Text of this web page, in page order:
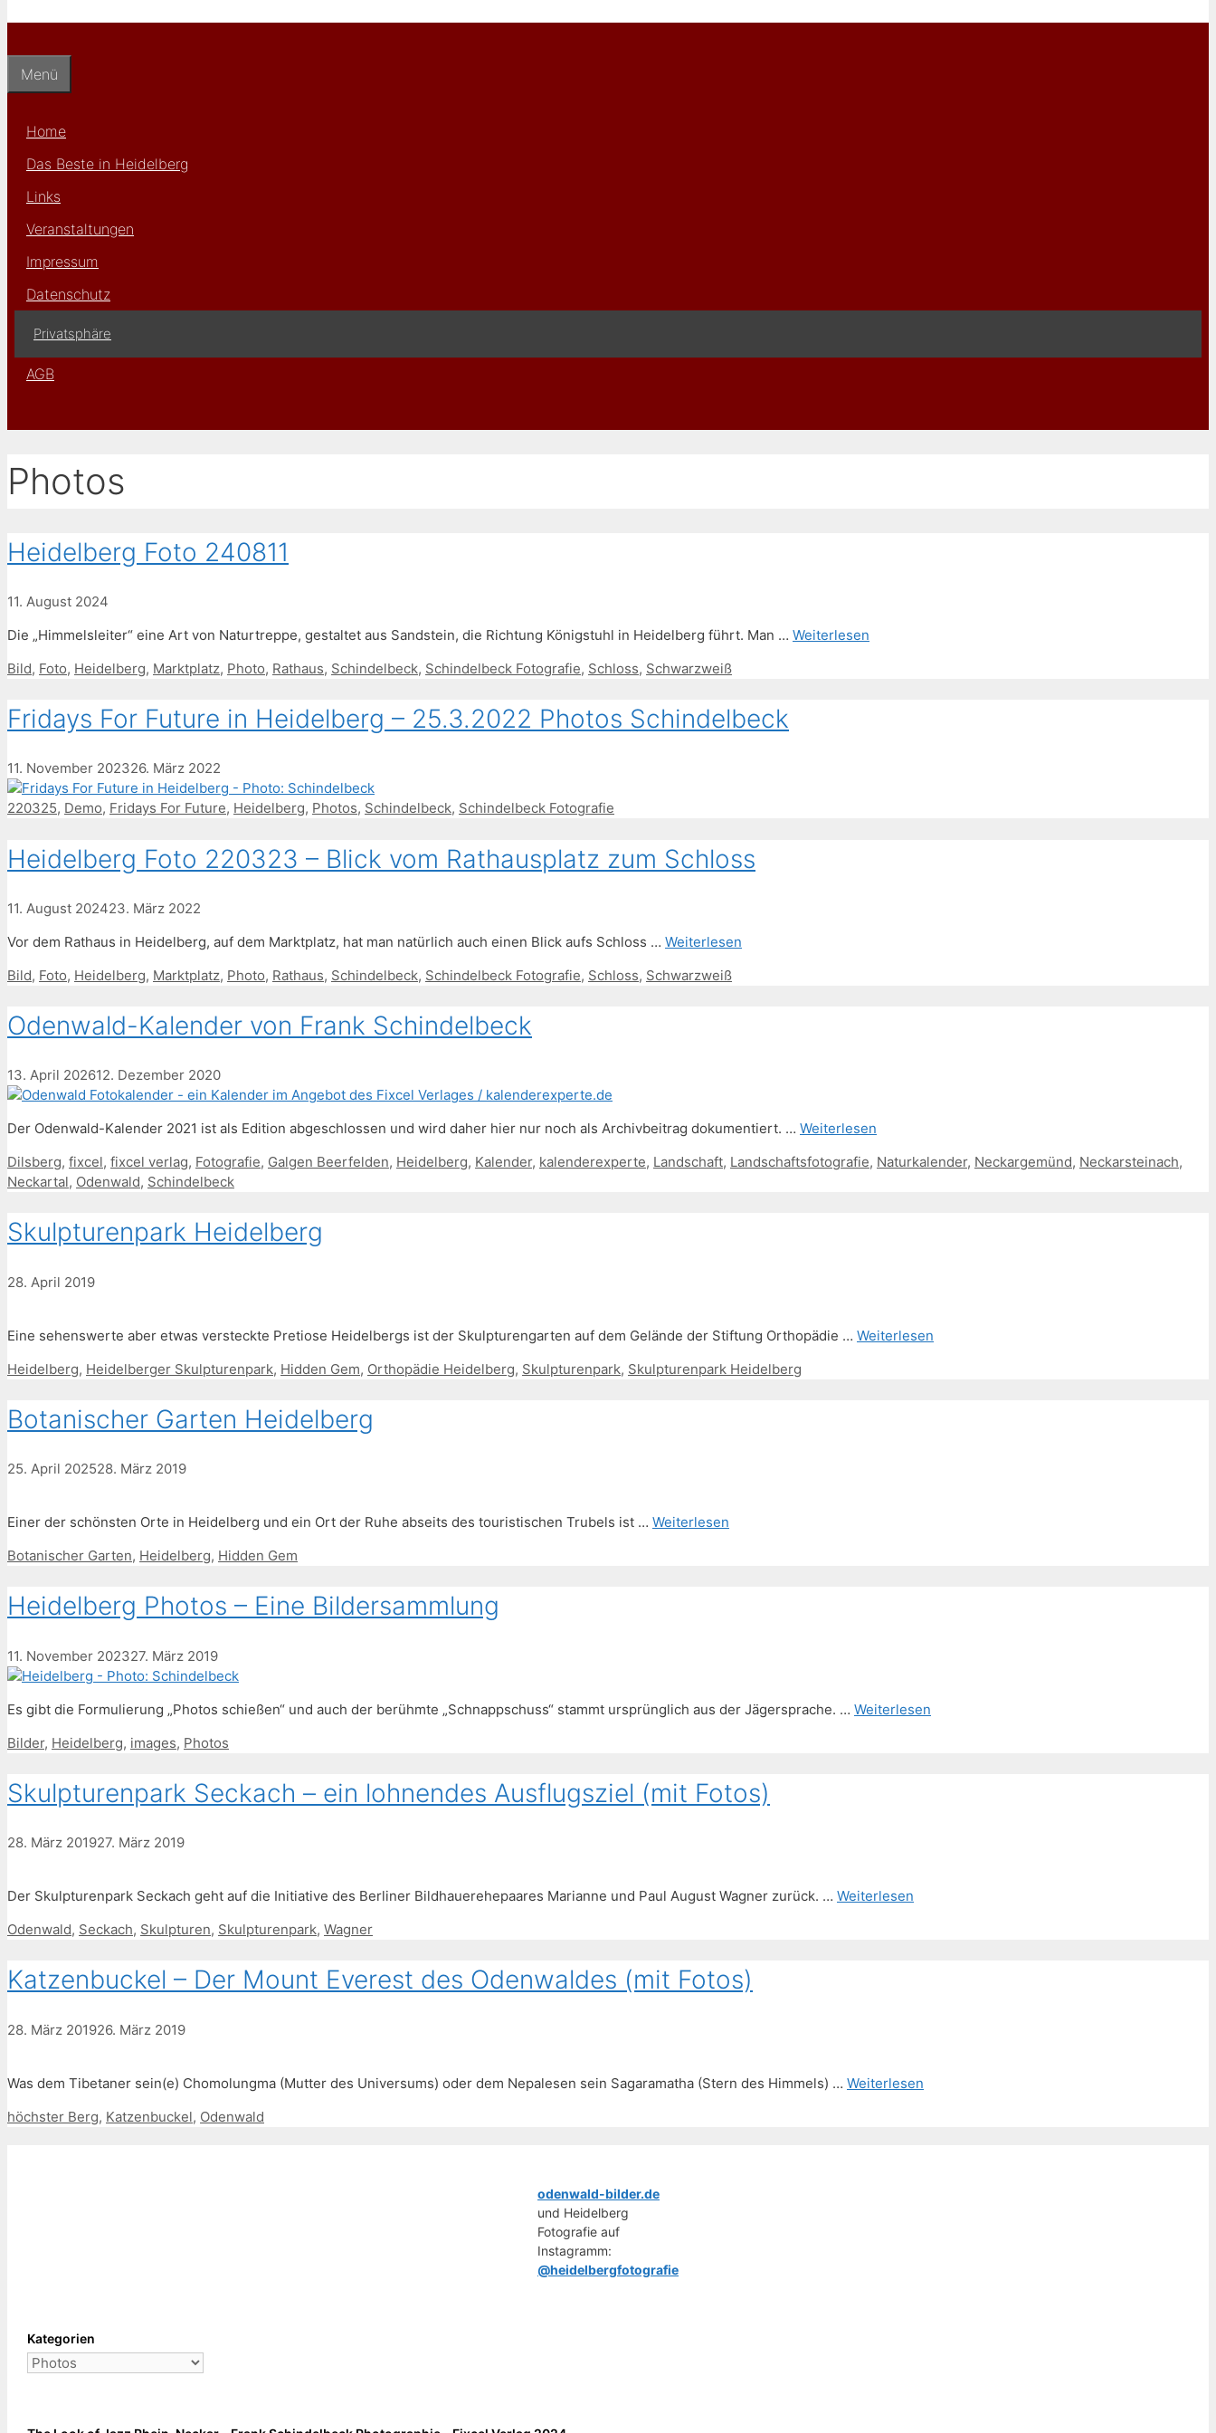
Menü
Home
Das Beste in Heidelberg
Links
Veranstaltungen
Impressum
Datenschutz
Privatsphäre
AGB
Photos
Heidelberg Foto 240811
11. August 2024
Die „Himmelsleiter“ eine Art von Naturtreppe, gestaltet aus Sandstein, die Richtung Königstuhl in Heidelberg führt. Man … Weiterlesen
Schlagwörter
Bild, Foto, Heidelberg, Marktplatz, Photo, Rathaus, Schindelbeck, Schindelbeck Fotografie, Schloss, Schwarzweiß
Fridays For Future in Heidelberg – 25.3.2022 Photos Schindelbeck
11. November 202326. März 2022
Schlagwörter
220325, Demo, Fridays For Future, Heidelberg, Photos, Schindelbeck, Schindelbeck Fotografie
Heidelberg Foto 220323 – Blick vom Rathausplatz zum Schloss
11. August 202423. März 2022
Vor dem Rathaus in Heidelberg, auf dem Marktplatz, hat man natürlich auch einen Blick aufs Schloss … Weiterlesen
Schlagwörter
Bild, Foto, Heidelberg, Marktplatz, Photo, Rathaus, Schindelbeck, Schindelbeck Fotografie, Schloss, Schwarzweiß
Odenwald-Kalender von Frank Schindelbeck
13. April 202612. Dezember 2020
Der Odenwald-Kalender 2021 ist als Edition abgeschlossen und wird daher hier nur noch als Archivbeitrag dokumentiert. … Weiterlesen
Schlagwörter
Dilsberg, fixcel, fixcel verlag, Fotografie, Galgen Beerfelden, Heidelberg, Kalender, kalenderexperte, Landschaft, Landschaftsfotografie, Naturkalender, Neckargemünd, Neckarsteinach,
Neckartal, Odenwald, Schindelbeck
Skulpturenpark Heidelberg
28. April 2019
Eine sehenswerte aber etwas versteckte Pretiose Heidelbergs ist der Skulpturengarten auf dem Gelände der Stiftung Orthopädie … Weiterlesen
Schlagwörter
Heidelberg, Heidelberger Skulpturenpark, Hidden Gem, Orthopädie Heidelberg, Skulpturenpark, Skulpturenpark Heidelberg
Botanischer Garten Heidelberg
25. April 202528. März 2019
Einer der schönsten Orte in Heidelberg und ein Ort der Ruhe abseits des touristischen Trubels ist … Weiterlesen
Schlagwörter
Botanischer Garten, Heidelberg, Hidden Gem
Heidelberg Photos – Eine Bildersammlung
11. November 202327. März 2019
Es gibt die Formulierung „Photos schießen“ und auch der berühmte „Schnappschuss“ stammt ursprünglich aus der Jägersprache. … Weiterlesen
Schlagwörter
Bilder, Heidelberg, images, Photos
Skulpturenpark Seckach – ein lohnendes Ausflugsziel (mit Fotos)
28. März 201927. März 2019
Der Skulpturenpark Seckach geht auf die Initiative des Berliner Bildhauerehepaares Marianne und Paul August Wagner zurück. … Weiterlesen
Schlagwörter
Odenwald, Seckach, Skulpturen, Skulpturenpark, Wagner
Katzenbuckel – Der Mount Everest des Odenwaldes (mit Fotos)
28. März 201926. März 2019
Was dem Tibetaner sein(e) Chomolungma (Mutter des Universums) oder dem Nepalesen sein Sagaramatha (Stern des Himmels) … Weiterlesen
Schlagwörter
höchster Berg, Katzenbuckel, Odenwald
odenwald-bilder.de
und Heidelberg
Fotografie auf
Instagramm:
@heidelbergfotografie
Kategorien
Kategorien